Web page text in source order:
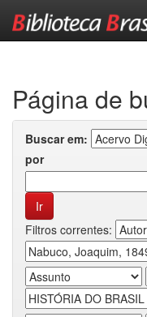
Página de
Buscar em:
por
Filtros correntes: